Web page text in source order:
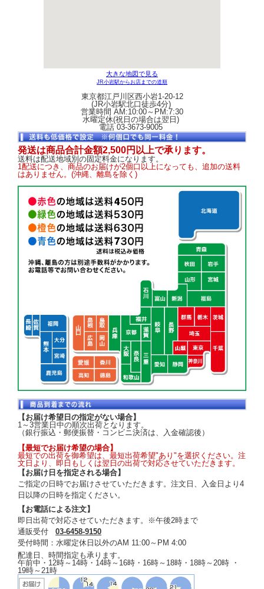
大きな地図で見る
JR小岩駅からお店までの道順
東京都江戸川区西小岩1-20-12
(JR小岩駅北口徒歩4分)
営業時間 AM:10:00～PM:7:30
水曜定休(祝日の場合は翌日)
電話 03-3673-9005
発送は商品合計金額2,500円以上で承ります。
送料は配送地域別の固定料金になります。
1配送につき、商品のお届けが2個口以上になっても、追加の送料
はありません。(沖縄、離島を除く)
【お届け希望日の指定がない場合】
1～3営業日中の順次出荷となります。
（銀行振込・郵便振替・コンビニ決済は、入金確認後）
【最短でお届け希望の場合】
最短での出荷を御希望は、最短出荷希望"あり"を選択ください。注
文日より、即日もしくは翌日の出荷で対応させていただきます。
【お届け日を指定される場合】
ご指定の日時でお届けさせていただきます。注文日、入金日より4
日以降の日時を指定ください。
【お電話による注文】
即日出荷で対応させていただきます。※午後2時まで
通販受付 03-6458-9150
受付時間：水曜定休日以外のAM 11:00～PM 4:00
配達日、時間指定も承ります。
午前中・12時～14時・14時～16時・16時～18時・18時～20時 ・
19時～21時